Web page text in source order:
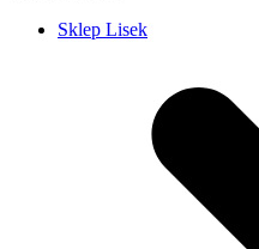
Sklep Lisek